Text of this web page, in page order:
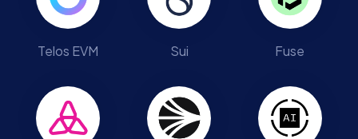
Telos EVM Sui Fuse